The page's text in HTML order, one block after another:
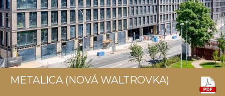
METALICA (NOVÁ WALTROVKA)